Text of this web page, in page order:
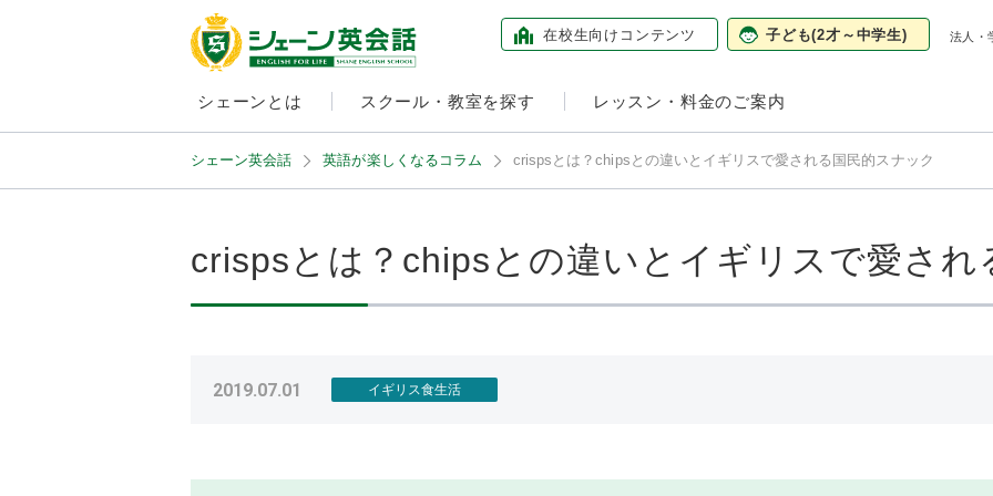
在校生向け コンテンツ 子ども(2才～中学生) 法人・
シェーンとは スクール・教室を探す レッスン・料金のご案内
シェーン英会話 英語が楽しくなるコラム crispsとは？chipsとの違いとイギリスで愛される国民的スナック
crispsとは？chipsとの違いとイギリスで愛され
2019.07.01 イギリス食生活